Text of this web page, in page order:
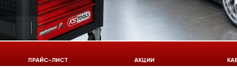
924-55-33
ПРАЙС-ЛИСТ АКЦИИ